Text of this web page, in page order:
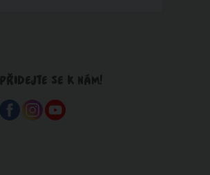
PŘIDEJTE SE K NÁM!